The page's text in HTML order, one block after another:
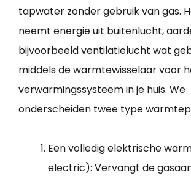
tapwater zonder gebruik van gas.
neemt energie uit buitenlucht,
bijvoorbeeld ventilatielucht wat
middels de warmtewisselaar voor
verwarmingssysteem in je huis. We
onderscheiden twee type
Een volledig elektrische
electric): Vervangt de